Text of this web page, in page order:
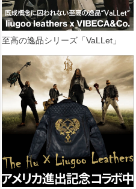
至高の逸品シリーズ「VaLLet」